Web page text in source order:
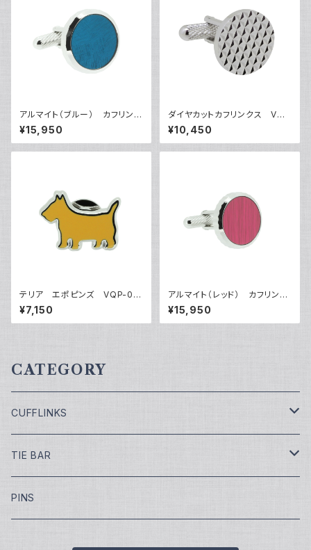
アルマイト（ブルー） カフリンク
ス VQC-1208BO
¥15,950
ダイヤカットカフリンクス VQC
-0703
¥10,450
テリア エポピンズ VQP-05
06
¥7,150
アルマイト（レッド） カフリンク
ス VQC-1209RR
¥15,950
CATEGORY
CUFFLINKS
￥7,700
￥9,900
TIE BAR
￥4,400
PINS